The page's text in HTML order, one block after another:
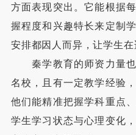
方面表现突出。它能根据
握程度和兴趣特长来定制
安排都因人而异，让学生在
秦学教育的师资力量也
名校，且有一定教学经验
他们能精准把握学科重点
学生学习状态与心理变化